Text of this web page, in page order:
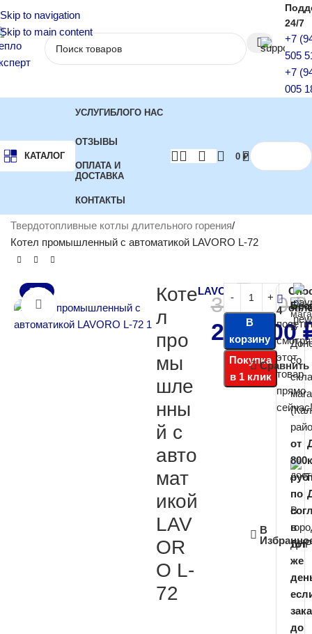
Skip to navigation
Skip to main content
24/7
+7
505
+7
005
КАТАЛОГ
УСЛУГИБЛОГО НАС
ОТЗЫВЫ
ОПЛАТА И
ДОСТАВКА
КОНТАКТЫ
0 ₽
Твердотопливные котлы длительного горения
Котел промышленный с автоматикой LAVORO L-72
-22%
Нажмите, чтобы увеличить
Коте
л
про
мы
шле
нны
й с
авто
мат
икой
LAV
OR
O L-
72
LAVORO
350 000₽
274 500
В
корзину
Покупка
в 1 клик
Сравнить
В
4
этот
товар
прямо
В
со
В
ДНР
от
800
руб
по
в
тот
же
до